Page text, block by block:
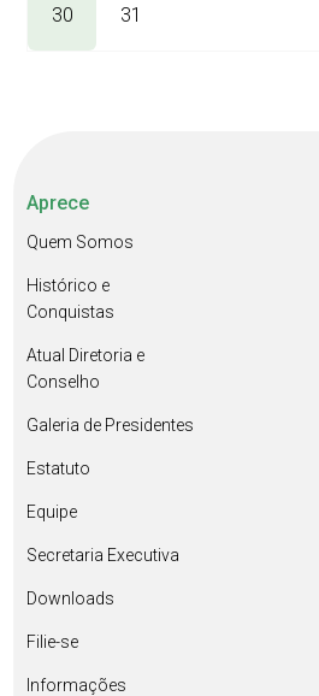
30 31
Aprece
Quem Somos
Histórico e
Conquistas
Atual Diretoria e
Conselho
Galeria de Presidentes
Estatuto
Equipe
Secretaria Executiva
Downloads
Filie-se
Informações